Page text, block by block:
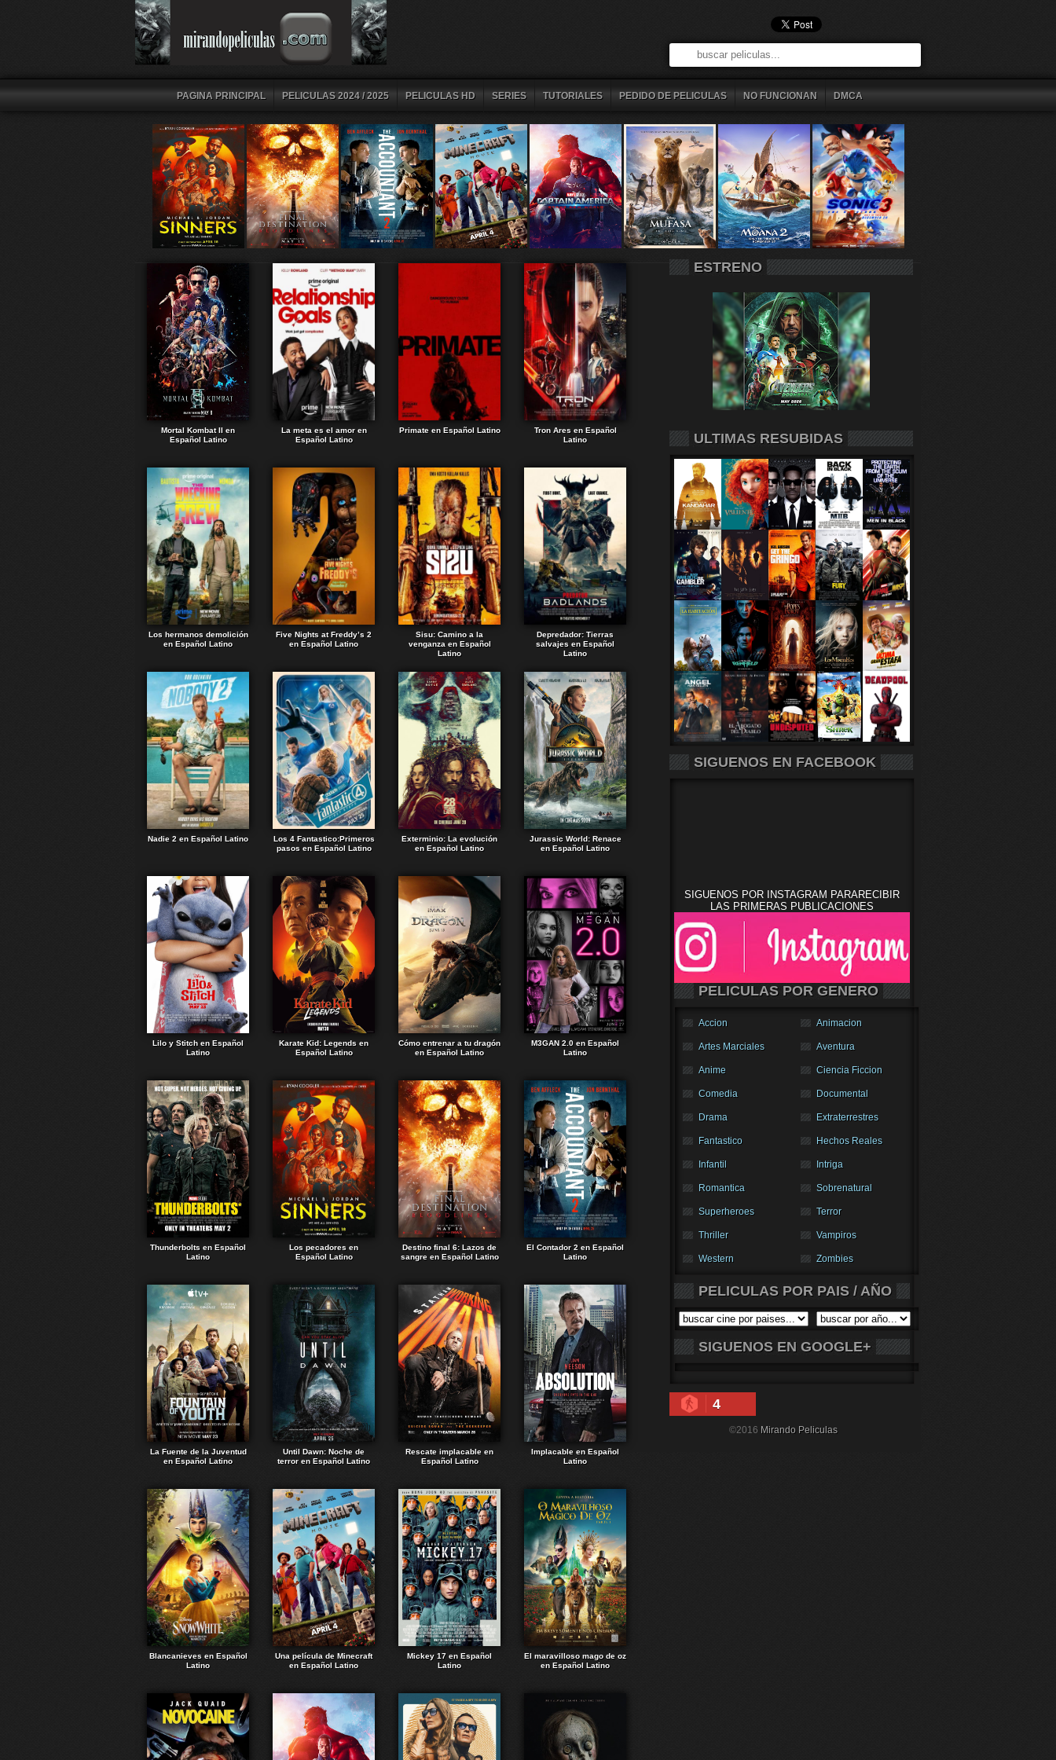
PAGINA PRINCIPAL PELICULAS 2024 / 2025 PELICULAS HD SERIES TUTORIALES PEDIDO DE PELICULAS NO FUNCIONAN DMCA
Mortal Kombat II en
Español Latino
La meta es el amor en
Español Latino
Primate en Español Latino
Tron Ares en Español
Latino
Los hermanos demolición
en Español Latino
Five Nights at Freddy’s 2
en Español Latino
Sisu: Camino a la
venganza en Español
Latino
Depredador: Tierras
salvajes en Español
Latino
Nadie 2 en Español Latino
Los 4 Fantastico:Primeros
pasos en Español Latino
Exterminio: La evolución
en Español Latino
Jurassic World: Renace
en Español Latino
Lilo y Stitch en Español
Latino
Karate Kid: Legends en
Español Latino
Cómo entrenar a tu dragón
en Español Latino
M3GAN 2.0 en Español
Latino
Thunderbolts en Español
Latino
Los pecadores en
Español Latino
Destino final 6: Lazos de
sangre en Español Latino
El Contador 2 en Español
Latino
La Fuente de la Juventud
en Español Latino
Until Dawn: Noche de
terror en Español Latino
Rescate implacable en
Español Latino
Implacable en Español
Latino
Blancanieves en Español
Latino
Una película de Minecraft
en Español Latino
Mickey 17 en Español
Latino
El maravilloso mago de oz
en Español Latino
ESTRENO
ULTIMAS RESUBIDAS
SIGUENOS EN FACEBOOK
SIGUENOS POR INSTAGRAM PARARECIBIR
LAS PRIMERAS PUBLICACIONES
PELICULAS POR GENERO
Accion Animacion
Artes Marciales Aventura
Anime Ciencia Ficcion
Comedia Documental
Drama Extraterrestres
Fantastico Hechos Reales
Infantil Intriga
Romantica Sobrenatural
Superheroes Terror
Thriller Vampiros
Western Zombies
PELICULAS POR PAIS / AÑO
SIGUENOS EN GOOGLE+
4
©2016 Mirando Peliculas